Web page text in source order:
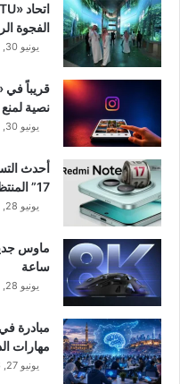
الفجوة
يونيو 30, 2026
قريباً في
نصية
يونيو 30, 2026
أحدث
17” المنتظرة
يونيو 28, 2026
ساعة
يونيو 28, 2026
مبادرة
مهارات
يونيو 27, 2026